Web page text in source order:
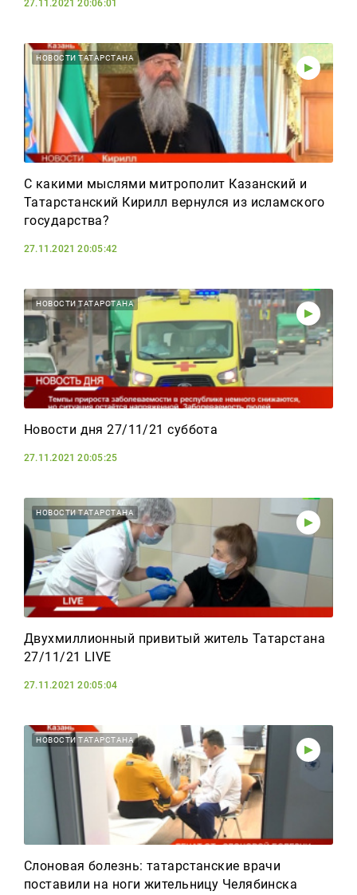
27.11.2021 20:06:01
НОВОСТИ ТАТАРСТАНА
С какими мыслями митрополит Казанский и
Татарстанский Кирилл вернулся из исламского
государства?
27.11.2021 20:05:42
НОВОСТИ ТАТАРСТАНА
Новости дня 27/11/21 суббота
27.11.2021 20:05:25
НОВОСТИ ТАТАРСТАНА
Двухмиллионный привитый житель Татарстана
27/11/21 LIVE
27.11.2021 20:05:04
НОВОСТИ ТАТАРСТАНА
Слоновая болезнь: татарстанские врачи
поставили на ноги жительницу Челябинска